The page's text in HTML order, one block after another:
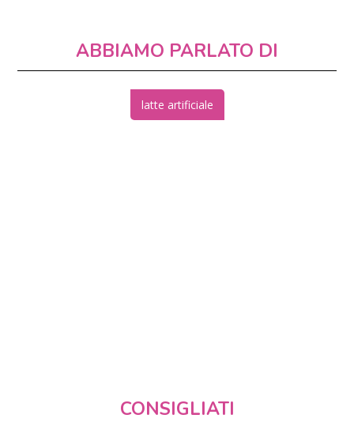
ABBIAMO PARLATO DI
latte artificiale
CONSIGLIATI